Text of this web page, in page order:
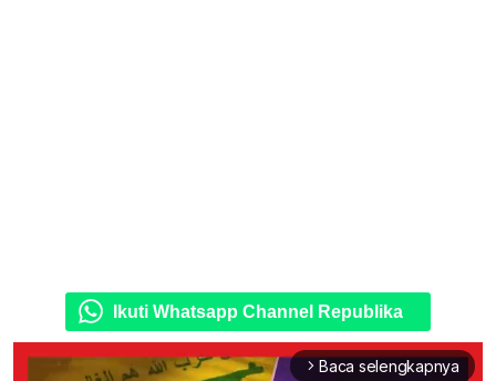
Ikuti Whatsapp Channel Republika
arrow_forward_ios Baca selengkapnya